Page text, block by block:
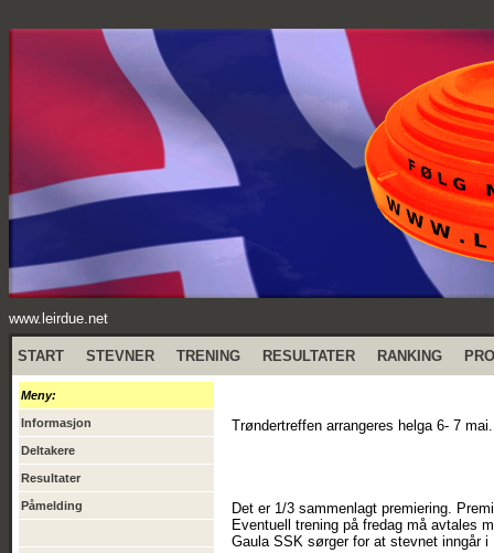
www.leirdue.net
START STEVNER TRENING RESULTATER RANKING
Meny:
Informasjon
Deltakere
Resultater
Påmelding
Trøndertreffen arrangeres helga 6- 7
Det er 1/3 sammenlagt premiering.
Eventuell trening på fredag må avtales
Gaula SSK sørger for at stevnet inngår i